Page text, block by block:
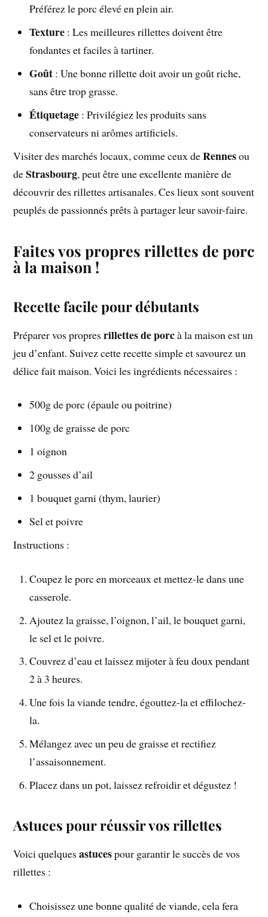
Préférez le porc élevé en plein air.
Texture : Les meilleures rillettes doivent être
fondantes et faciles à tartiner.
Goût : Une bonne rillette doit avoir un goût riche,
sans être trop grasse.
Étiquetage : Privilégiez les produits sans
conservateurs ni arômes artificiels.
Visiter des marchés locaux, comme ceux deRennesou
deStrasbourg, peut être une excellente manière de
découvrir des rillettes artisanales. Ces lieux sont souvent
peuplés de passionnés prêts à partager leur savoir-faire.
Faites vos propres rillettes de porc
à la maison !
Recette facile pour débutants
Préparer vos propresrillettes de porcà la maison est un
jeu d’enfant. Suivez cette recette simple et savourez un
délice fait maison. Voici les ingrédients nécessaires :
500g de porc (épaule ou poitrine)
100g de graisse de porc
1 oignon
2 gousses d’ail
1 bouquet garni (thym, laurier)
Sel et poivre
Instructions :
Coupez le porc en morceaux et mettez-le dans une
casserole.
Ajoutez la graisse, l’oignon, l’ail, le bouquet garni,
le sel et le poivre.
Couvrez d’eau et laissez mijoter à feu doux pendant
2 à 3 heures.
Une fois la viande tendre, égouttez-la et effilochez-
la.
Mélangez avec un peu de graisse et rectifiez
l’assaisonnement.
Placez dans un pot, laissez refroidir et dégustez !
Astuces pour réussir vos rillettes
Voici quelquesastucespour garantir le succès de vos
rillettes :
Choisissez une bonne qualité de viande, cela fera